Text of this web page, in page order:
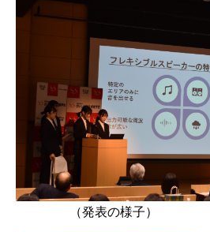
（発表の様子）